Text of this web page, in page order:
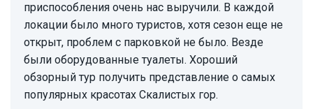
приспособления очень нас выручили. В каждой
локации было много туристов, хотя сезон еще не
открыт, проблем с парковкой не было. Везде
были оборудованные туалеты. Хороший
обзорный тур получить представление о самых
популярных красотах Скалистых гор.